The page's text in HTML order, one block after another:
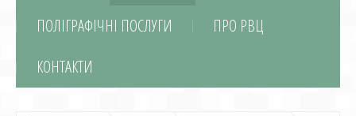
ПОЛІГРАФІЧНІ ПОСЛУГИ
ПРО РВЦ
КОНТАКТИ